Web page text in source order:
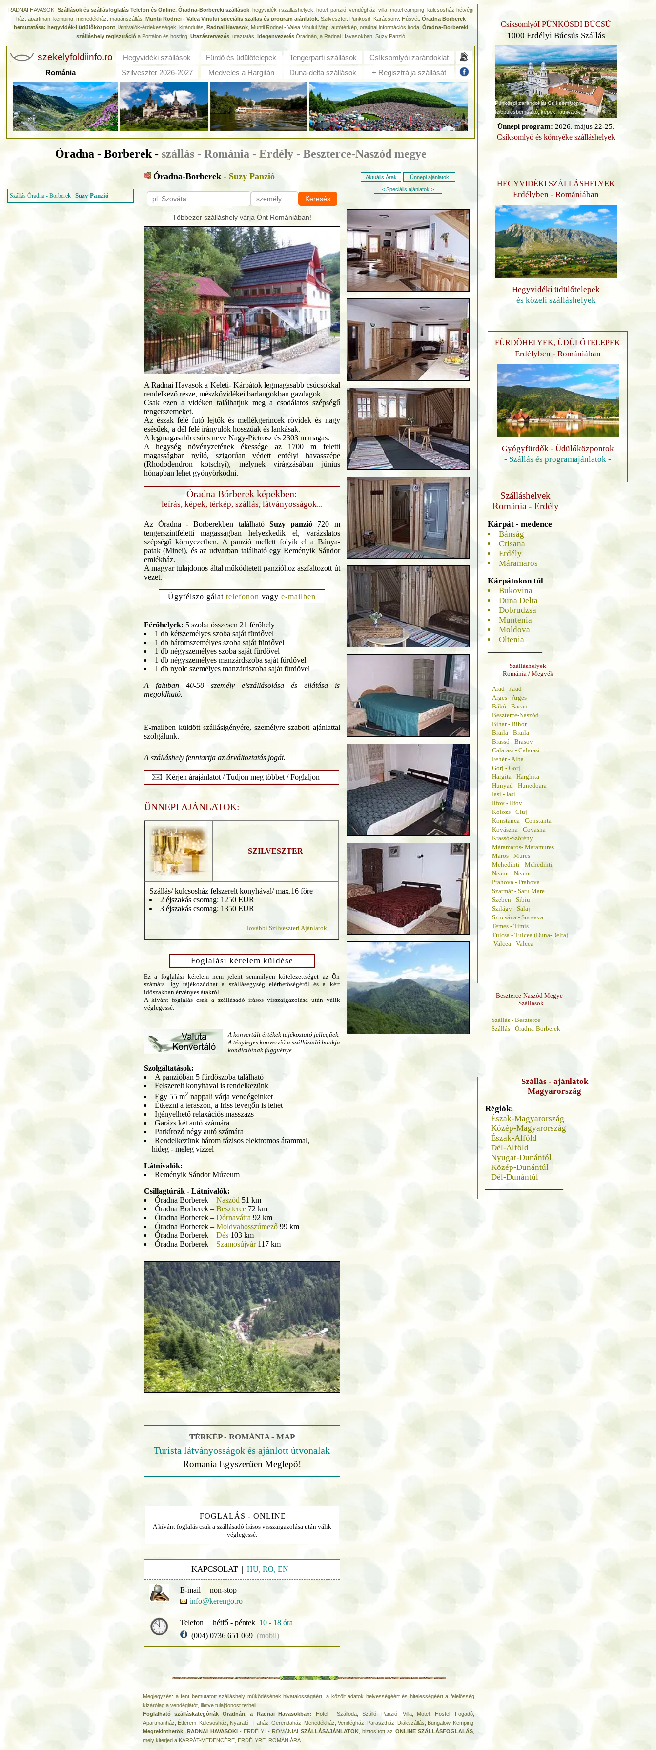
RADNAI HAVASOK -Szállások és szállásfoglalás Telefon és Online. Óradna-Borbereki szállások, hegyvidék-i szallashelyek: hotel, panzió, vendégház, villa, motel camping, kulcsosház-hétvégi
ház, apartman, kemping, menedékház, magánszállás; Muntii Rodnei - Valea Vinului speciális szallas és program ajánlatok: Szilveszter, Pünkösd, Karácsony, Húsvét; Óradna Borberek
bemutatása: hegyvidék-i üdülőközpont, látnivalók-érdekességek, kirándulás, Radnai Havasok, Muntii Rodnei - Valea Vinului Map, autótérkép, oradnai információs iroda; Óradna-Borbereki
szálláshely regisztráció a Portálon és hosting; Utazástervezés , utaztatás, idegenvezetés Óradnán, a Radnai Havasokban, Suzy Panzió
szekelyfoldiinfo.ro Hegyvidéki szállások Fürdő és üdülőtelepek Tengerparti szállások
Csíksomlyói zarándoklat
Románia
Szilveszter 2026-2027 Medveles a Hargitán Duna-delta szállások + Regisztrálja szállását
Óradna - Borberek - szállás - Románia - Erdély - Beszterce-Naszód megye
Szállás Óradna - Borberek | Suzy Panzió
Óradna-Borberek - Suzy Panzió
Keresés
Többezer szálláshely várja Önt Romániában!
A Radnai Havasok a Keleti- Kárpátok legmagasabb csúcsokkal
rendelkező része, mészkővidékei barlangokban gazdagok.
Csak ezen a vidéken találhatjuk meg a csodálatos szépségű
tengerszemeket.
Az észak felé futó lejtők és mellékgerincek rövidek és nagy
esésűek, a dél felé irányulók hosszúak és lankásak.
A legmagasabb csúcs neve Nagy-Pietrosz és 2303 m magas.
A hegység növényzetének ékessége az 1700 m feletti
magasságban nyíló, szigorúan védett erdélyi havasszépe
(Rhododendron kotschyi), melynek virágzásában június
hónapban lehet gyönyörködni.
Óradna Bórberek képekben:
leírás, képek, térkép, szállás, látványosságok...
Az Óradna - Borberekben található Suzy panzió 720 m
tengerszintfeletti magasságban helyezkedik el, varázslatos
szépségű környezetben. A panzió mellett folyik el a Bánya-
patak (Minei), és az udvarban található egy Reményik Sándor
emlékház.
A magyar tulajdonos által működtetett panzióhoz aszfaltozott út
vezet.
Ügyfélszolgálat telefonon vagy e-mailben
Férőhelyek: 5 szoba összesen 21 férőhely
1 db kétszemélyes szoba saját fürdővel
1 db háromszemélyes szoba saját fürdővel
1 db négyszemélyes szoba saját fürdővel
1 db négyszemélyes manzárdszoba saját fürdővel
1 db nyolc személyes manzárdszoba saját fürdővel
A faluban 40-50 személy elszállásolása és ellátása is
megoldható.
E-mailben küldött szállásigényére, személyre szabott ajánlattal
szolgálunk.
A szálláshely fenntartja az árváltoztatás jogát.
Kérjen árajánlatot / Tudjon meg többet / Foglaljon
ÜNNEPI AJÁNLATOK:
SZILVESZTER
Szállás/ kulcsosház felszerelt konyhával/ max.16 főre
2 éjszakás csomag: 1250 EUR
3 éjszakás csomag: 1350 EUR
További Szilveszteri Ajánlatok...
Foglalási kérelem küldése
Ez a foglalási kérelem nem jelent semmilyen kötelezettséget az Ön
számára. Így tájékozódhat a szállásegység elérhetőségéről és a kért
időszakban érvényes árakról.
A kívánt foglalás csak a szállásadó írásos visszaigazolása után válik
véglegessé.
A konvertált értékek tájékoztató jellegűek.
A tényleges konverzió a szállásadó bankja
kondícióinak függvénye.
Szolgáltatások:
A panzióban 5 fürdőszoba található
Felszerelt konyhával is rendelkezünk
Egy 55 m2 nappali várja vendégeinket
Étkezni a teraszon, a friss levegőn is lehet
Igényelhető relaxációs masszázs
Garázs két autó számára
Parkírozó négy autó számára
Rendelkezünk három fázisos elektromos árammal,
hideg - meleg vízzel
Látnivalók:
Reményik Sándor Múzeum
Csillagtúrák - Látnivalók:
Óradna Borberek –Naszód 51 km
Óradna Borberek – Beszterce72 km
Óradna Borberek – Dórnavátra 92 km
Óradna Borberek –Moldvahosszúmező99 km
Óradna Borberek –Dés103 km
Óradna Borberek – Szamosújvár117 km
TÉRKÉP - ROMÁNIA - MAP
Turista látványosságok és ajánlott útvonalak
Romania Egyszerűen Meglepő!
Aktuális Árak Ünnepi ajánlatok
< Speciális ajánlatok >
FOGLALÁS - ONLINE
A kívánt foglalás csak a szállásadó írásos visszaigazolása után válik
véglegessé.
KAPCSOLAT | HU, RO, EN
E-mail | non-stop
info@kerengo.ro
Telefon | hétfő - péntek 10 - 18 óra
(004) 0736 651 069(mobil)
Megjegyzés: a fent bemutatott szálláshely működésének hivatalosságáért, a közölt adatok helyességéért és hitelességéért a felelősség
kizárólag a vendéglátót, illetve tulajdonost terheli.
Foglalható szálláskategóriák Óradnán, a Radnai Havasokban: Hotel - Szálloda, Szálló, Panzió, Villa, Motel, Hostel, Fogadó,
Apartmanház, Étterem, Kulcsosház, Nyaraló - Faház, Gerendaház, Menedékház, Vendégház, Parasztház, Diákszállás, Bungalow, Kemping
Megtekinthetők: RADNAI HAVASOKI- ERDÉLYI - ROMÁNIAI SZÁLLÁSAJÁNLATOK, biztosított az ONLINE SZÁLLÁSFOGLALÁS
mely kiterjed a KÁRPÁT-MEDENCÉRE, ERDÉLYRE, ROMÁNIÁRA.
CsíksomlyóI PÜNKÖSDI BÚCSÚ
1000 Erdélyi Búcsús Szállás
Pünkösdi zarándoklat Csíksomlyón
településbemutató, képek, látnivalók
Ünnepi program: 2026. május 22-25.
Csíksomlyó és környéke szálláshelyek
HEGYVIDÉKI SZÁLLÁSHELYEK
Erdélyben - Romániában
Hegyvidéki üdülőtelepek
és közeli szálláshelyek
FÜRDŐHELYEK, ÜDÜLŐTELEPEK
Erdélyben - Romániában
Gyógyfürdők - Üdülőközpontok
- Szállás és programajánlatok -
Szálláshelyek
Románia - Erdély
Kárpát - medence
Bánság
Crisana
Erdély
Máramaros
Kárpátokon túl
Bukovina
Duna Delta
Dobrudzsa
Muntenia
Moldova
Oltenia
Szálláshelyek
Románia / Megyék
Arad - Arad
Arges - Arges
Bákó - Bacau
Beszterce-Naszód
Bihar - Bihor
Braila - Braila
Brassó - Brasov
Calarasi - Calarasi
Fehér - Alba
Gorj - Gorj
Hargita - Harghita
Hunyad - Hunedoara
Iasi - Iasi
Ilfov - Ilfov
Kolozs - Cluj
Konstanca - Constanta
Kovászna - Covasna
Krassó-Szörény
Máramaros- Maramures
Maros - Mures
Mehedinti - Mehedinti
Neamt - Neamt
Prahova - Prahova
Szatmár - Satu Mare
Szeben - Sibiu
Szilágy - Salaj
Szucsáva - Suceava
Temes - Timis
Tulcsa - Tulcea (Duna-Delta)
Valcea - Valcea
Beszterce-Naszód Megye -
Szállások
Szállás - Beszterce
Szállás - Óradna-Borberek
Szállás - ajánlatok
Magyarország
Régiók:
Észak-Magyarország
Közép-Magyarország
Észak-Alföld
Dél-Alföld
Nyugat-Dunántól
Közép-Dunántúl
Dél-Dunántúl